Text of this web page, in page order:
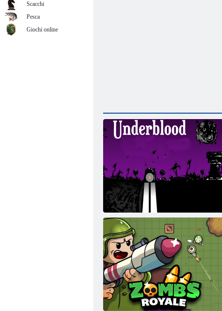
Sottobosco
Scacchi
Pesca
Giochi online